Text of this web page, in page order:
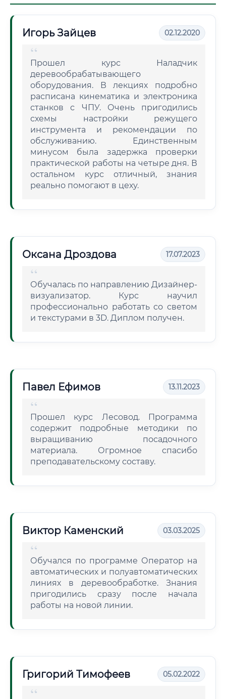
Игорь Зайцев 02.12.2020
Прошел курс Наладчик
деревообрабатывающего
оборудования. В лекциях подробно
расписана кинематика и электроника
станков с ЧПУ. Очень пригодились
схемы настройки режущего
инструмента и рекомендации по
обслуживанию. Единственным
минусом была задержка проверки
практической работы на четыре дня. В
остальном курс отличный, знания
реально помогают в цеху.
Оксана Дроздова 17.07.2023
Обучалась по направлению Дизайнер-
визуализатор. Курс научил
профессионально работать со светом
и текстурами в 3D. Диплом получен.
Павел Ефимов 13.11.2023
Прошел курс Лесовод. Программа
содержит подробные методики по
выращиванию посадочного
материала. Огромное спасибо
преподавательскому составу.
Виктор Каменский 03.03.2025
Обучался по программе Оператор на
автоматических и полуавтоматических
линиях в деревообработке. Знания
пригодились сразу после начала
работы на новой линии.
Григорий Тимофеев 05.02.2022